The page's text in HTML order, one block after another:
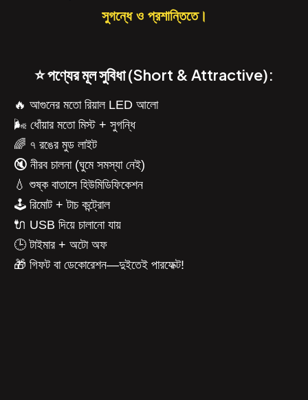
সুগন্ধে ও প্রশান্তিতে।
⭐ পণ্যের মূল সুবিধা (Short & Attractive):
🔥 আগুনের মতো রিয়াল LED আলো
🌬️ ধোঁয়ার মতো মিস্ট + সুগন্ধি
🌈 ৭ রঙের মুড লাইট
🔇 নীরব চালনা (ঘুমে সমস্যা নেই)
💧 শুষ্ক বাতাসে হিউমিডিফিকেশন
🕹️ রিমোট + টাচ কন্ট্রোল
🔌 USB দিয়ে চালানো যায়
🕒 টাইমার + অটো অফ
🎁 গিফট বা ডেকোরেশন—দুইতেই পারফেক্ট!